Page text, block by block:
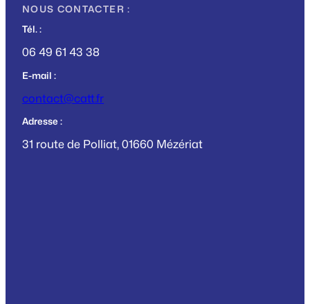
NOUS CONTACTER :
Tél. :
06 49 61 43 38
E-mail :
contact@catt.fr
Adresse :
31 route de Polliat, 01660 Mézériat